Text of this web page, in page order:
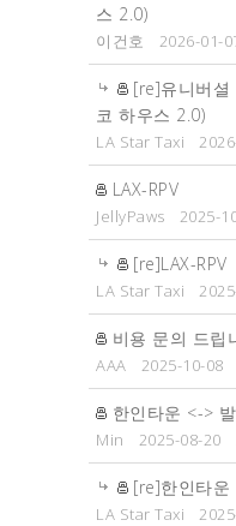
스 2.0)
이건호 2026-01-
[re]유니버셜
코 하우스 2.0)
LA Star Taxi
LAX-RPV
JellyPaws 2025-
[re]LAX-RPV
LA Star Taxi
비용 문의 드립
AAA 2025-10-08
한인타운 <->
Min 2025-08-20
[re]한인타운
LA Star Taxi